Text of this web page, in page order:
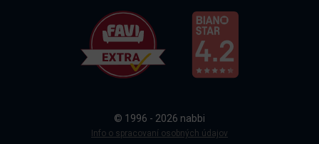
Doprava a platba
© 1996 - 2026 nabbi
Info o spracovaní osobných údajov